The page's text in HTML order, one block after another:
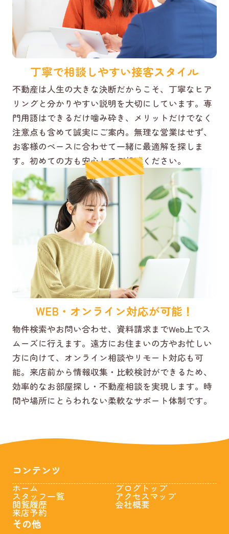
丁寧で相談しやすい接客スタイル
不動産は人生の大きな決断だからこそ、丁寧なヒア
リングと分かりやすい説明を大切にしています。専
門用語はできるだけ噛み砕き、メリットだけでなく
注意点も含めて誠実にご案内。無理な営業はせず、
お客様のペースに合わせて一緒に最適解を探しま
す。初めての方も安心してご相談ください。
WEB・オンライン対応が可能！
物件検索やお問い合わせ、資料請求までWeb上でス
ムーズに行えます。遠方にお住まいの方やお忙しい
方に向けて、オンライン相談やリモート対応も可
能。来店前から情報収集・比較検討ができるため、
効率的なお部屋探し・不動産相談を実現します。時
間や場所にとらわれない柔軟なサポート体制です。
コンテンツ
ホーム
スタッフ一覧
閲覧履歴
来店予約
ブログトップ
アクセスマップ
会社概要
その他